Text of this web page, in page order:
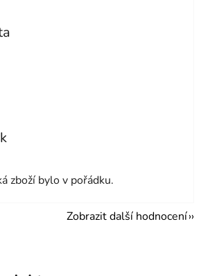
je 5 z 5 hvězdiček.
je 5 z 5 hvězdiček.
je 5 z 5 hvězdiček.
zboží bylo v pořádku.
Zobrazit další hodnocení